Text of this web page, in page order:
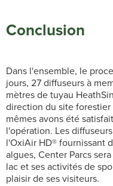
Conclusion
Dans l'ensemble, le
jours, 27 diffuseurs à
mètres de tuyau
direction du site
mêmes avons été
l'opération. Les
l'OxiAir HD® fournissant
algues, Center Parcs
lac et ses activités de
plaisir de ses visiteurs.